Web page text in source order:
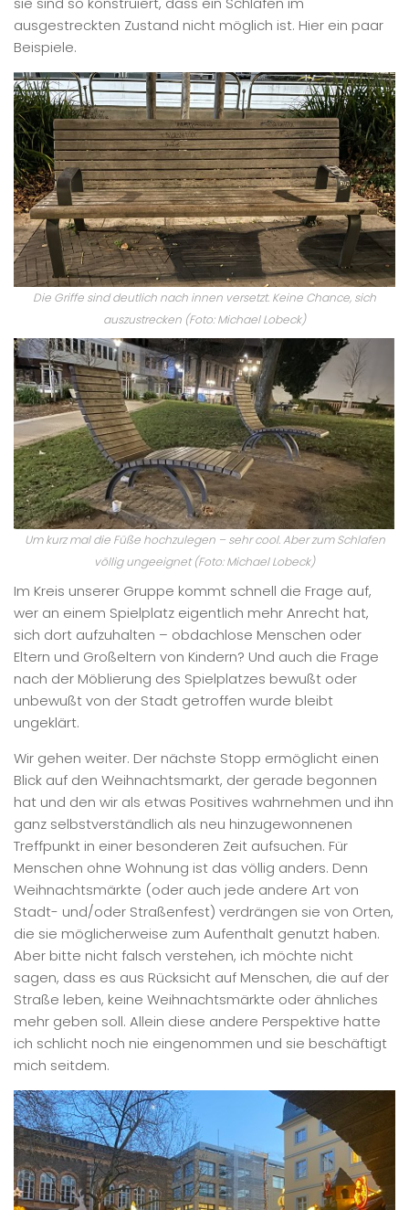
ausgestreckten Zustand nicht möglich ist. Hier ein paar
Beispiele.
Die Griffe sind deutlich nach innen versetzt. Keine Chance, sich
auszustrecken (Foto: Michael Lobeck)
Um kurz mal die Füße hochzulegen – sehr cool. Aber zum Schlafen
völlig ungeeignet (Foto: Michael Lobeck)
Im Kreis unserer Gruppe kommt schnell die Frage auf,
wer an einem Spielplatz eigentlich mehr Anrecht hat,
sich dort aufzuhalten – obdachlose Menschen oder
Eltern und Großeltern von Kindern? Und auch die Frage
nach der Möblierung des Spielplatzes bewußt oder
unbewußt von der Stadt getroffen wurde bleibt
ungeklärt.
Wir gehen weiter. Der nächste Stopp ermöglicht einen
Blick auf den Weihnachtsmarkt, der gerade begonnen
hat und den wir als etwas Positives wahrnehmen und ihn
ganz selbstverständlich als neu hinzugewonnenen
Treffpunkt in einer besonderen Zeit aufsuchen. Für
Menschen ohne Wohnung ist das völlig anders. Denn
Weihnachtsmärkte (oder auch jede andere Art von
Stadt- und/oder Straßenfest) verdrängen sie von Orten,
die sie möglicherweise zum Aufenthalt genutzt haben.
Aber bitte nicht falsch verstehen, ich möchte nicht
sagen, dass es aus Rücksicht auf Menschen, die auf der
Straße leben, keine Weihnachtsmärkte oder ähnliches
mehr geben soll. Allein diese andere Perspektive hatte
ich schlicht noch nie eingenommen und sie beschäftigt
mich seitdem.